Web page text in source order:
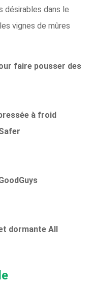
désirables dans le
vignes de mûres
faire pousser des
à froid
dormante All